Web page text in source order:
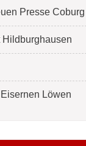
Presse
Hildburghausen
Löwen